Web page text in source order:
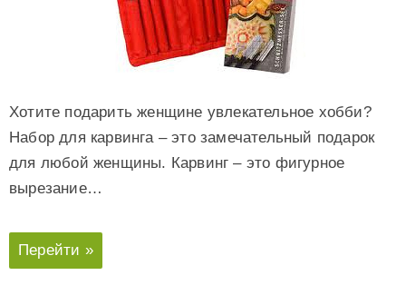
Хотите подарить женщине увлекательное хобби?
Набор для карвинга – это замечательный подарок
для любой женщины. Карвинг – это фигурное
вырезание…
Перейти »